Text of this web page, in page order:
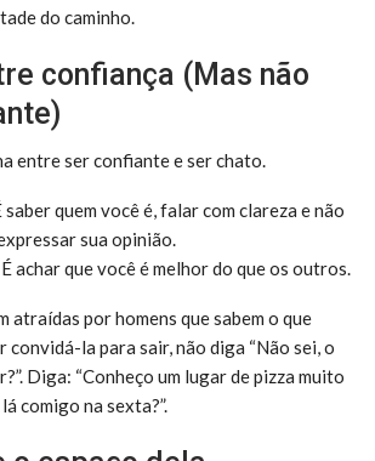
do caminho.
confiança (Mas não
entre ser confiante e ser chato.
saber quem você é, falar com clareza e não
sua opinião.
É achar que você é melhor do que os outros.
atraídas por homens que sabem o que
convidá-la para sair, não diga “Não sei, o
Diga: “Conheço um lugar de pizza muito
comigo na sexta?”.